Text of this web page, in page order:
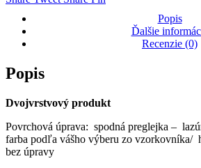
Popis
Ďalšie
Recenzie (0)
Popis
Dvojvrstvový produkt
Povrchová úprava: spodná preglejka –
farba podľa vášho výberu zo vzorkovníka/
bez úpravy